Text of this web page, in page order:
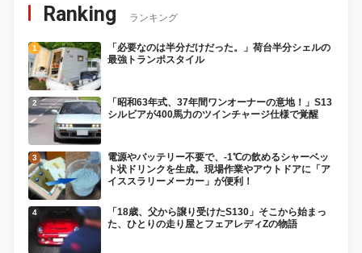
Ranking ランキング
「必要なのは半分だけだった。」荷台半分シェルの
最強トランポスタイル
「昭和63年式、37年間ワンオーナーの意地！」S13
シルビアが400馬力のツインチャージ仕様で覚醒
電源やバッテリー不要で、-1℃の飲めるシャーベッ
ト状ドリンクを生成。現場作業やアウトドアに「ア
イススラリーメーカー」が便利！
「18歳、父から譲り受けたS130」そこから始まっ
た、ひとりの走り屋とフェアレディZの物語